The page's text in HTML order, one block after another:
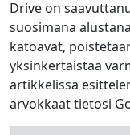
Drive on
suosimana
katoavat,
yksinkertaistaa
artikkelissa
arvokkaat tietosi